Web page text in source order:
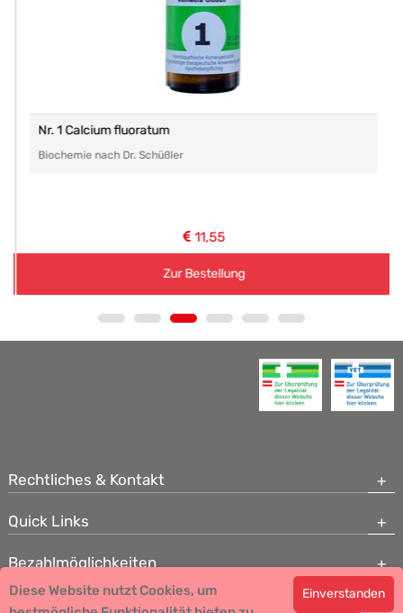
Nr. 1 Calcium fluoratum
Biochemie nach Dr. Schüßler
11,55
Zur Bestellung
Rechtliches & Kontakt
Quick Links
Bezahlmöglichkeiten
Copyright © 2026 Team Santé Salvator Apotheke - GDP zertifiziert
Diese Website nutzt Cookies, um
Einverstanden